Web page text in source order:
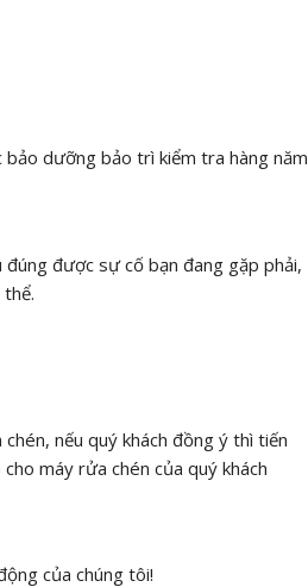
bảo dưỡng bảo trì kiểm tra hàng năm
được sự cố bạn đang gặp phải,
nếu quý khách đồng ý thì tiến
máy rửa chén của quý khách
của chúng tôi!